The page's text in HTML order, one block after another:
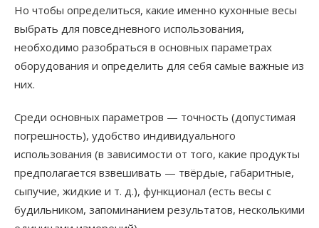
Но чтобы определиться, какие именно кухонные весы
выбрать для повседневного использования,
необходимо разобраться в основных параметрах
оборудования и определить для себя самые важные из
них.
Среди основных параметров — точность (допустимая
погрешность), удобство индивидуального
использования (в зависимости от того, какие продукты
предполагается взвешивать — твёрдые, габаритные,
сыпучие, жидкие и т. д.), функционал (есть весы с
будильником, запоминанием результатов, несколькими